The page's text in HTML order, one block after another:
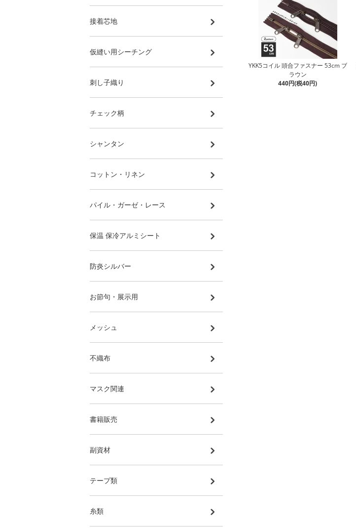
YKK5コイル 頭合ファスナー 53cm ブ
ラウン
440円(税40円)
接着芯地
仮縫い用シーチング
刺し子織り
チェック柄
シャンタン
コットン・リネン
パイル・ガーゼ・レース
保温 保冷アルミシート
防炎シルバー
お節句・展示用
メッシュ
不織布
マスク関連
書籍販売
副資材
テープ類
糸類